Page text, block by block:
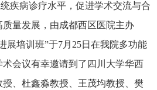
疾病诊疗水平，促进学术交流与合
量发展，由成都西区医院主办
展培训班”于7月25日在我院多功能
会议有幸邀请到了四川大学华西
、杜鑫淼教授、王茂均教授、樊